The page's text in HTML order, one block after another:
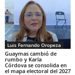
Luis Fernando Oropeza
Guaymas cambió de
rumbo y Karla
Córdova se consolida en
el mapa electoral del 2027